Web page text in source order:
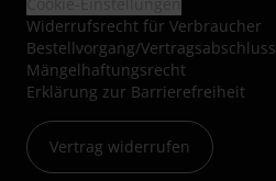
Widerrufsrecht für Verbraucher
Bestellvorgang/Vertragsabschluss
Mängelhaftungsrecht
Erklärung zur Barrierefreiheit
Vertrag widerrufen